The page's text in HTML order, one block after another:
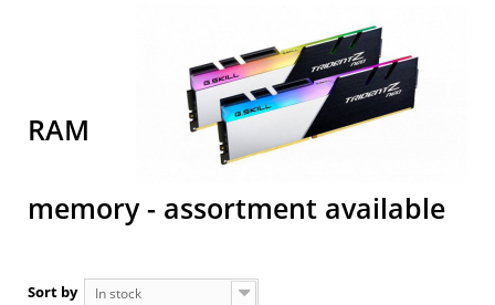
RAM
memory - assortment available
Sort by In stock